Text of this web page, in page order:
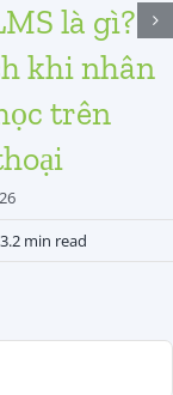
là gì?
khi nhân
trên
3.2 min read